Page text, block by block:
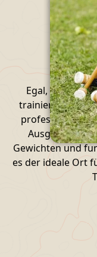
Egal, ob du
trainierst oder
professionelles
Ausgestattet
Gewichten und
es der ideale Ort